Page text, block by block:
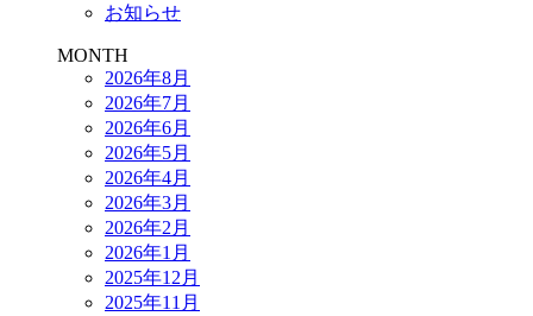
お知らせ
MONTH
2026年8月
2026年7月
2026年6月
2026年5月
2026年4月
2026年3月
2026年2月
2026年1月
2025年12月
2025年11月